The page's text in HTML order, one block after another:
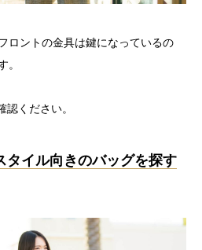
ロントの金具は鍵になっているの
。
ください。
タイル向きのバッグを探す